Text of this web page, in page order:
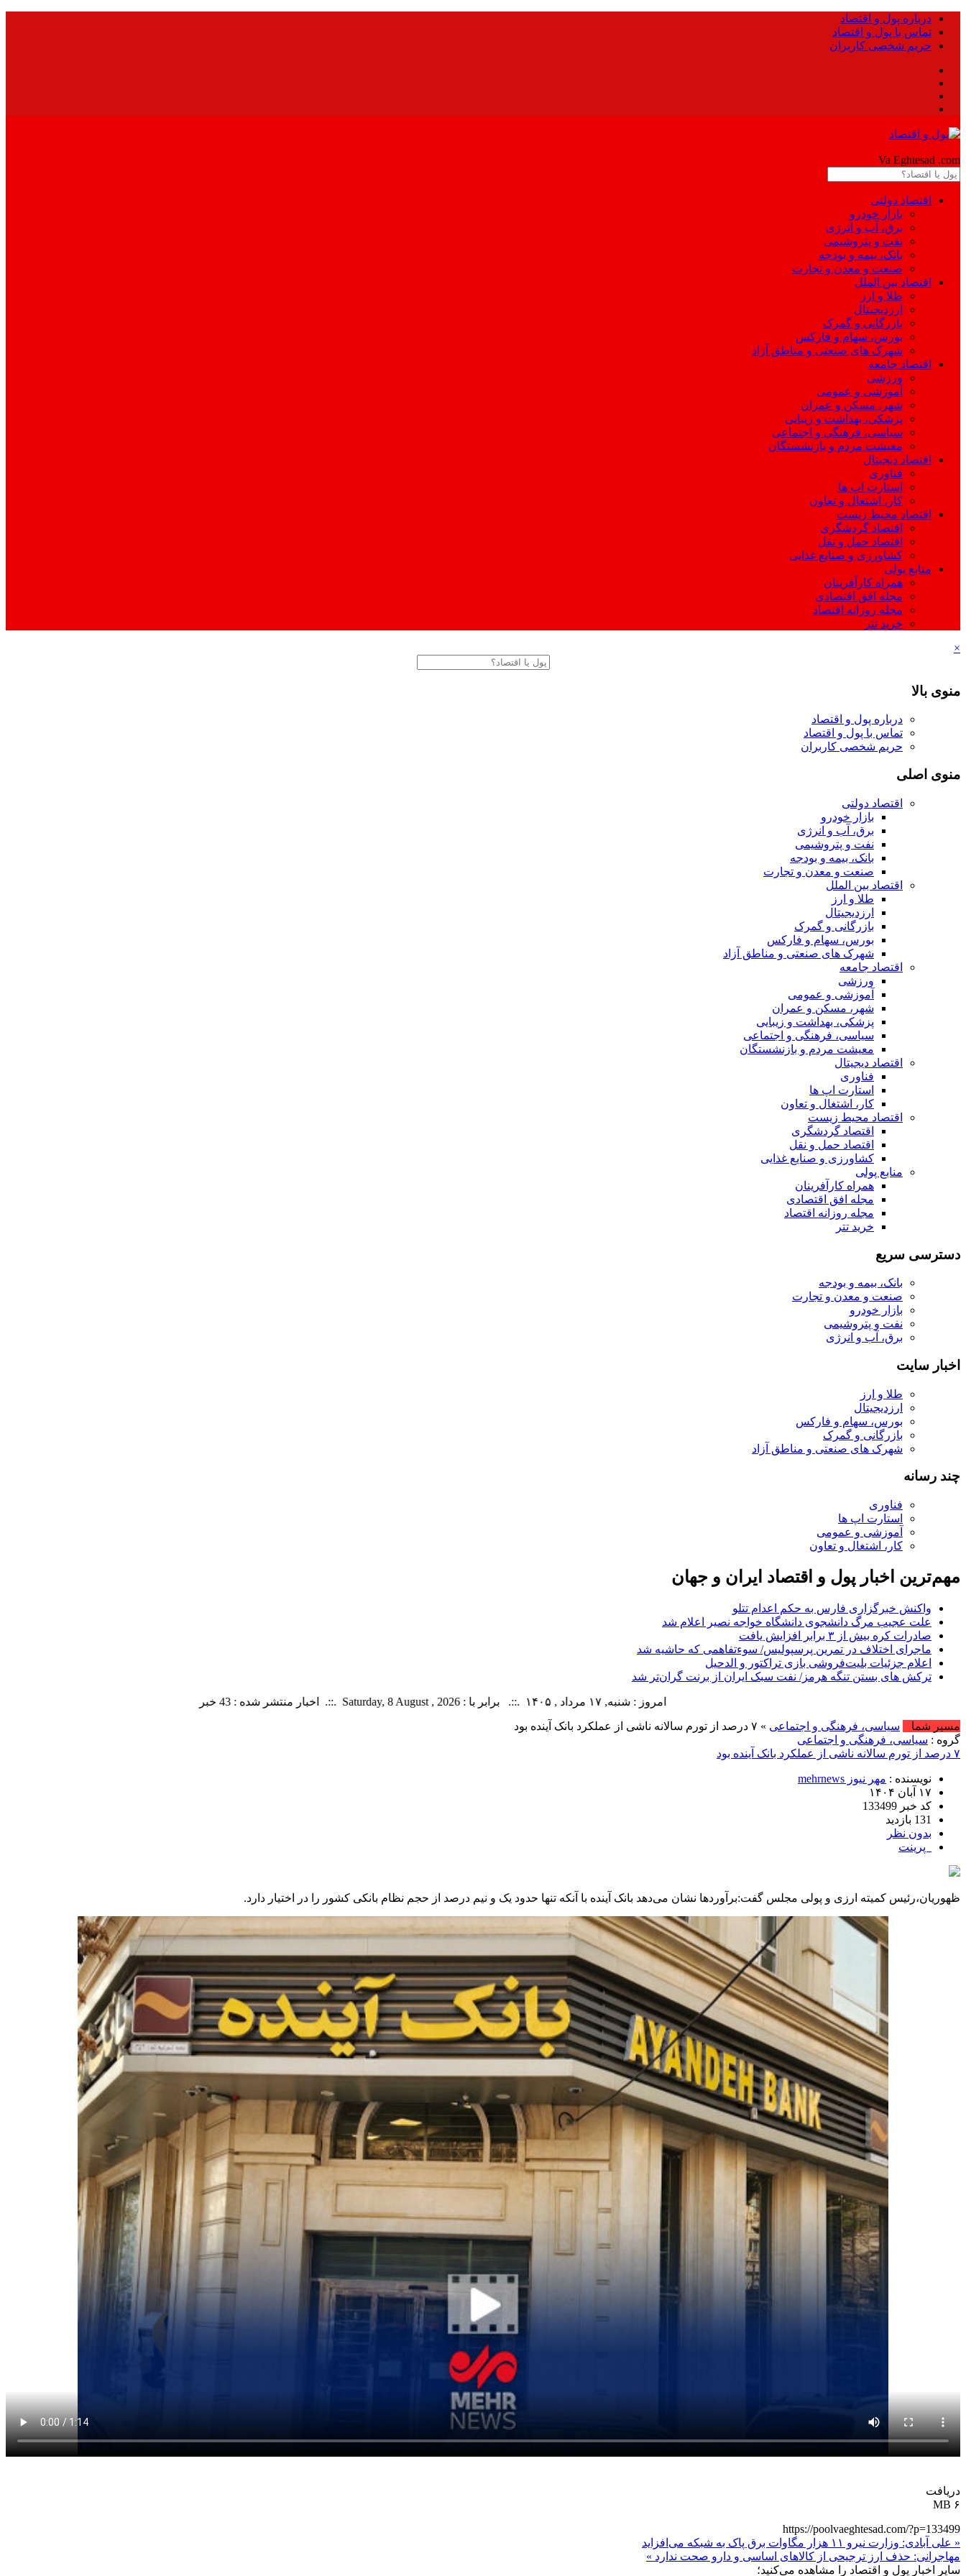
درباره پول و اقتصاد
تماس با پول و اقتصاد
حریم شخصی کاربران
Va Eghtesad .com
اقتصاد دولتی
بازار خودرو
برق، آب و انرژی
نفت و پتروشیمی
بانک، بیمه و بودجه
صنعت و معدن و تجارت
اقتصاد بین الملل
طلا و ارز
ارزدیجیتال
بازرگانی و گمرک
بورس، سهام و فارکس
شهرک های صنعتی و مناطق آزاد
اقتصاد جامعه
ورزشی
آموزشی و عمومی
شهر، مسکن و عمران
پزشکی، بهداشت و زیبایی
سیاسی، فرهنگی و اجتماعی
معیشت مردم و بازنشستگان
اقتصاد دیجیتال
فناوری
استارت اپ ها
کار، اشتغال و تعاون
اقتصاد محیط زیست
اقتصاد گردشگری
اقتصاد حمل و نقل
کشاورزی و صنایع غذایی
منابع پولی
همراه کارآفرینان
مجله افق اقتصادی
مجله روزانه اقتصاد
خرید تتر
×
منوی بالا
درباره پول و اقتصاد
تماس با پول و اقتصاد
حریم شخصی کاربران
منوی اصلی
اقتصاد دولتی
بازار خودرو
برق، آب و انرژی
نفت و پتروشیمی
بانک، بیمه و بودجه
صنعت و معدن و تجارت
اقتصاد بین الملل
طلا و ارز
ارزدیجیتال
بازرگانی و گمرک
بورس، سهام و فارکس
شهرک های صنعتی و مناطق آزاد
اقتصاد جامعه
ورزشی
آموزشی و عمومی
شهر، مسکن و عمران
پزشکی، بهداشت و زیبایی
سیاسی، فرهنگی و اجتماعی
معیشت مردم و بازنشستگان
اقتصاد دیجیتال
فناوری
استارت اپ ها
کار، اشتغال و تعاون
اقتصاد محیط زیست
اقتصاد گردشگری
اقتصاد حمل و نقل
کشاورزی و صنایع غذایی
منابع پولی
همراه کارآفرینان
مجله افق اقتصادی
مجله روزانه اقتصاد
خرید تتر
دسترسی سریع
بانک، بیمه و بودجه
صنعت و معدن و تجارت
بازار خودرو
نفت و پتروشیمی
برق، آب و انرژی
اخبار سایت
طلا و ارز
ارزدیجیتال
بورس، سهام و فارکس
بازرگانی و گمرک
شهرک های صنعتی و مناطق آزاد
چند رسانه
فناوری
استارت اپ ها
آموزشی و عمومی
کار، اشتغال و تعاون
مهم‌ترین اخبار پول و اقتصاد ایران و جهان
واکنش خبرگزاری فارس به حکم اعدام تتلو
علت عجیب مرگ دانشجوی دانشگاه خواجه نصیر اعلام شد
صادرات کره بیش از ۳ برابر افزایش یافت
ماجرای اختلاف در تمرین پرسپولیس/ سوءتفاهمی که حاشیه شد
اعلام جزئیات بلیت‌فروشی بازی تراکتور و الدحیل
ترکش های بستن تنگه هرمز/ نفت سبک ایران از برنت گران‌تر شد
امروز : شنبه, ۱۷ مرداد , ۱۴۰۵ .::. برابر با : Saturday, 8 August , 2026 .::. اخبار منتشر شده : 43 خبر
مسیر شما
سیاسی، فرهنگی و اجتماعی » ۷ درصد از تورم سالانه ناشی از عملکرد بانک آینده بود
گروه : سیاسی، فرهنگی و اجتماعی
۷ درصد از تورم سالانه ناشی از عملکرد بانک آینده بود
نویسنده : مهر نیوز mehrnews
۱۷ آبان ۱۴۰۴
کد خبر 133499
131 بازدید
بدون نظر
پرینت
ظهوریان،رئیس کمیته ارزی و پولی مجلس گفت:برآوردها نشان می‌دهد بانک آینده با آنکه تنها حدود یک و نیم درصد از حجم نظام بانکی کشور را در اختیار دارد.
دریافت
۶ MB
https://poolvaeghtesad.com/?p=133499
« علی آبادی: وزارت نیرو ۱۱ هزار مگاوات برق پاک به شبکه می‌افزاید
مهاجرانی: حذف ارز ترجیحی از کالاهای اساسی و دارو صحت ندارد »
سایر اخبار پول و اقتصاد را مشاهده می‌کنید؛